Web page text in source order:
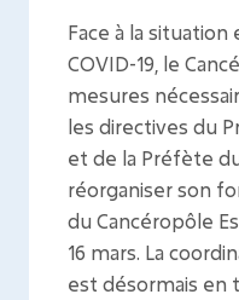
Face à la
COVID-19, le
mesures
les directives du
et de la Préfète
réorganiser son
du Cancéropôle
16 mars. La
est désormais en